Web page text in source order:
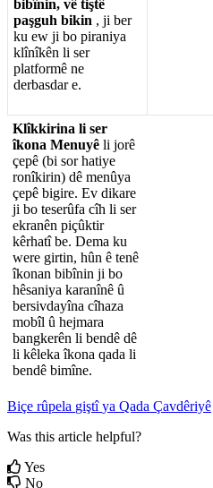
bibînin, vê tiştê
paşguh bikin , ji ber
ku ew ji bo piraniya
klînîkên li ser
platformê ne
derbasdar e.
Klîkkirina li ser
îkona Menuyê li jorê
çepê (bi sor hatiye
ronîkirin) dê menûya
çepê bigire. Ev dikare
ji bo teserûfa cîh li ser
ekranên piçûktir
kêrhatî be. Dema ku
were girtin, hûn ê tenê
îkonan bibînin ji bo
hêsaniya karanînê û
bersivdayîna cîhaza
mobîl û hejmara
bangkerên li bendê dê
li kêleka îkona qada li
bendê bimîne.
Biçe rûpela giştî ya Qada Çavdêriyê
Was this article helpful?
Yes
No